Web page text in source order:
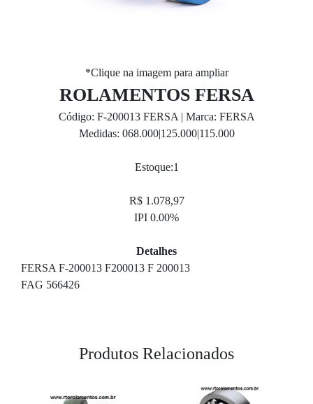
*Clique na imagem para ampliar
ROLAMENTOS FERSA
Código: F-200013 FERSA | Marca: FERSA
Medidas: 068.000|125.000|115.000
Estoque:1
R$ 1.078,97
IPI 0.00%
Detalhes
FERSA F-200013 F200013 F 200013
FAG 566426
Produtos Relacionados